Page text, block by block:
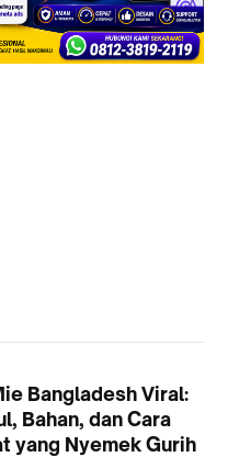
Bangladesh Viral:
Bahan, dan Cara
yang Nyemek Gurih